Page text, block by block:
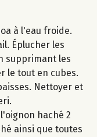
à l'eau froide.
Éplucher les
supprimant les
le tout en cubes.
Nettoyer et
haché 2
ainsi que toutes